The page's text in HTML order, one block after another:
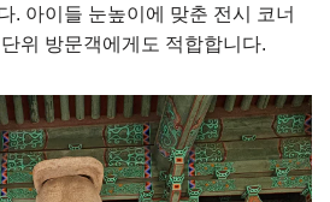
. 아이들 눈높이에 맞춘 전시 코너
위 방문객에게도 적합합니다.